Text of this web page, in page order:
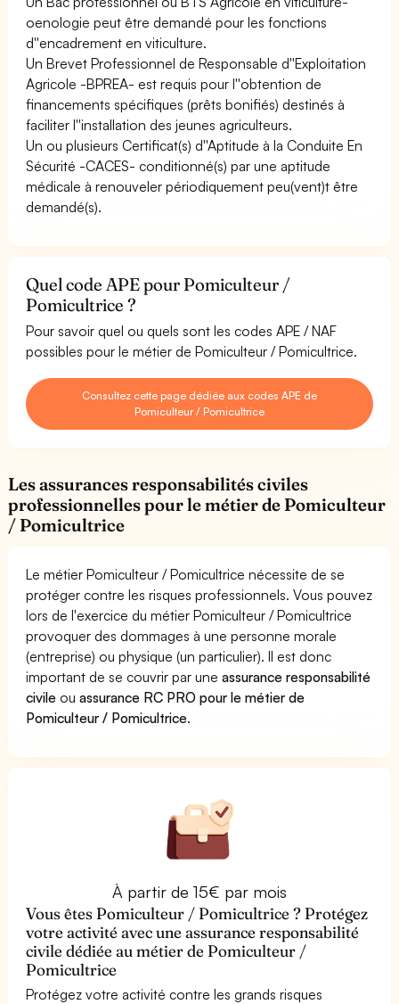
oenologie peut être demandé pour les fonctions
d''encadrement en viticulture.
Un Brevet Professionnel de Responsable d''Exploitation
Agricole -BPREA- est requis pour l''obtention de
financements spécifiques (prêts bonifiés) destinés à
faciliter l''installation des jeunes agriculteurs.
Un ou plusieurs Certificat(s) d''Aptitude à la Conduite En
Sécurité -CACES- conditionné(s) par une aptitude
médicale à renouveler périodiquement peu(vent)t être
demandé(s).
Quel code APE pour Pomiculteur /
Pomicultrice ?
Pour savoir quel ou quels sont les codes APE / NAF
possibles pour le métier de Pomiculteur / Pomicultrice.
Consultez cette page dédiée aux codes APE de
Pomiculteur / Pomicultrice
Les assurances responsabilités civiles
professionnelles pour le métier de Pomiculteur
/ Pomicultrice
Le métier Pomiculteur / Pomicultrice nécessite de se
protéger contre les risques professionnels. Vous pouvez
lors de l'exercice du métier Pomiculteur / Pomicultrice
provoquer des dommages à une personne morale
(entreprise) ou physique (un particulier). Il est donc
important de se couvrir par uneassurance responsabilité
civile ouassurance RC PRO pour le métier de
Pomiculteur / Pomicultrice.
À partir de 15€ par mois
Vous êtes Pomiculteur / Pomicultrice ? Protégez
votre activité avec une assurance responsabilité
civile dédiée au métier de Pomiculteur /
Pomicultrice
Protégez votre activité contre les grands risques